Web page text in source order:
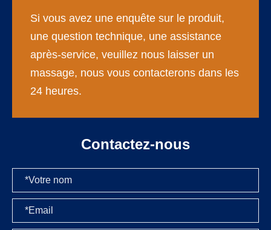
Si vous avez une enquête sur le produit,
une question technique, une assistance
après-service, veuillez nous laisser un
massage, nous vous contacterons dans les
24 heures.
Contactez-nous